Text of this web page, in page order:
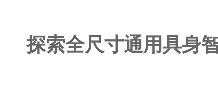
探索全尺寸通用具身